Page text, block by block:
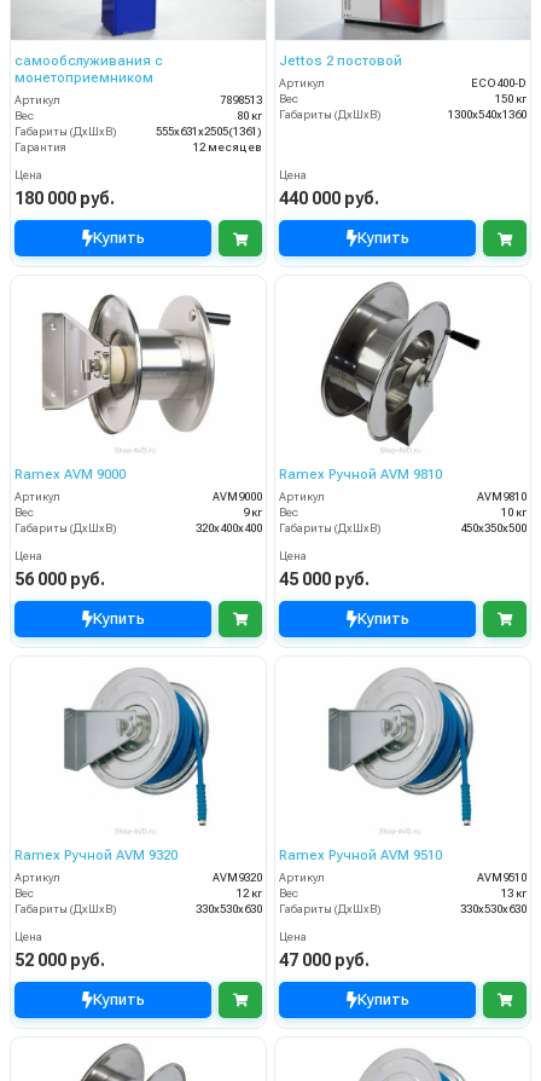
самообслуживания с
монетоприемником
Артикул
7898513
Вес
80 кг
Габариты (ДхШхВ)
555x631x2505(1361)
Гарантия
12 месяцев
Цена
180 000 руб.
Купить
Jettos 2 постовой
Артикул
ECO400-D
Вес
150 кг
Габариты (ДхШхВ)
1300х540х1360
Цена
440 000 руб.
Купить
Ramex AVM 9000
Артикул
AVM9000
Вес
9 кг
Габариты (ДхШхВ)
320x400x400
Цена
56 000 руб.
Купить
Ramex Ручной AVM 9810
Артикул
AVM9810
Вес
10 кг
Габариты (ДхШхВ)
450x350x500
Цена
45 000 руб.
Купить
Ramex Ручной AVM 9320
Артикул
AVM9320
Вес
12 кг
Габариты (ДхШхВ)
330x530x630
Цена
52 000 руб.
Купить
Ramex Ручной AVM 9510
Артикул
AVM9510
Вес
13 кг
Габариты (ДхШхВ)
330x530x630
Цена
47 000 руб.
Купить